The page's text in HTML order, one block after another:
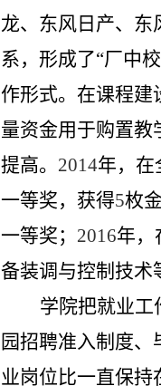
龙、东风日产、东
系，形成了“厂中
作形式。在课程建
量资金用于购置教
提高。 2014年，在
一等奖，获得5枚
一等奖； 2016年，
备装调与控制技术
学院把就业工
园招聘准入制度
业岗位比一直保持